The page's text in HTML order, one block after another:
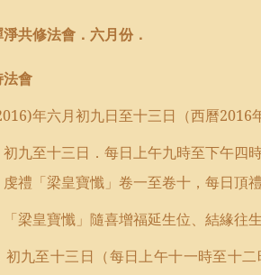
淨共修法會． 六月份．
法會
年六月初九日至十三日（西曆2016
初九至十三日．每日上午九時至下午四
虔禮 「梁皇寶懺」卷一至卷十 ，每日頂
「梁皇寶懺 」 隨喜增福延生位、結緣往
初九至十三日（每日上午十一時至十